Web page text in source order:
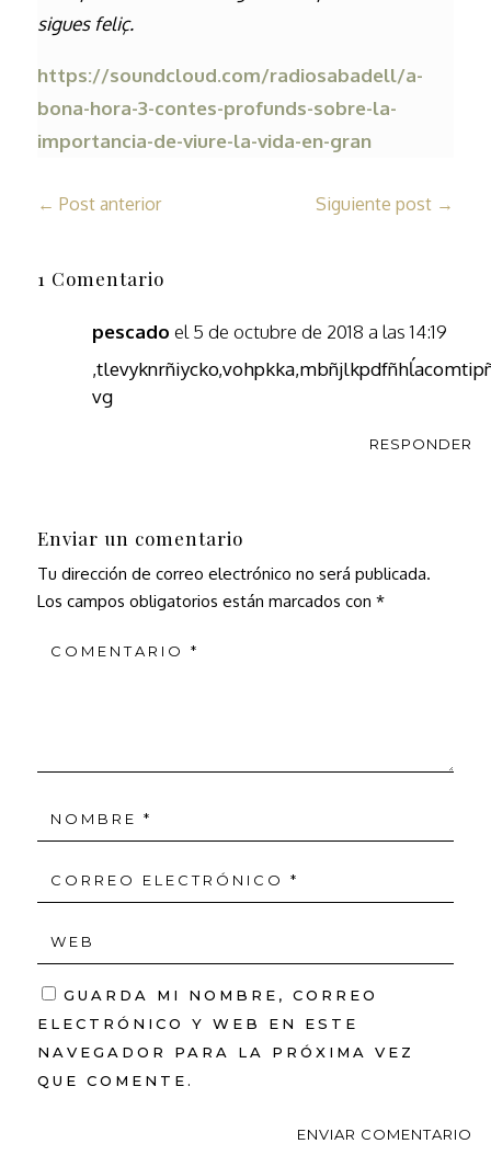
sigues feliç.
https://soundcloud.com/radiosabadell/a-
bona-hora-3-contes-profunds-sobre-la-
importancia-de-viure-la-vida-en-gran
← Post anterior Siguiente post →
1 Comentario
pescado el 5 de octubre de 2018 a las 14:19
vg
RESPONDER
Enviar un comentario
Tu dirección de correo electrónico no será publicada.
Los campos obligatorios están marcados con *
GUARDA MI NOMBRE, CORREO
ELECTRÓNICO Y WEB EN ESTE
NAVEGADOR PARA LA PRÓXIMA VEZ
QUE COMENTE.
ENVIAR COMENTARIO